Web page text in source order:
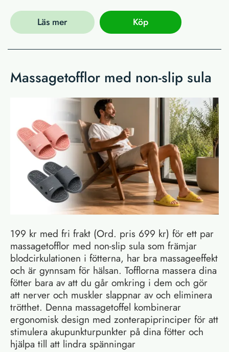
Läs mer Köp
Massagetofflor med non-slip sula
199 kr med fri frakt (Ord. pris 699 kr) för ett par
massagetofflor med non-slip sula som främjar
blodcirkulationen i fötterna, har bra massageeffekt
och är gynnsam för hälsan. Tofflorna massera dina
fötter bara av att du går omkring i dem och gör
att nerver och muskler slappnar av och eliminera
trötthet. Denna massagetoffel kombinerar
ergonomisk design med zonterapiprinciper för att
stimulera akupunkturpunkter på dina fötter och
hjälpa till att lindra spänningar